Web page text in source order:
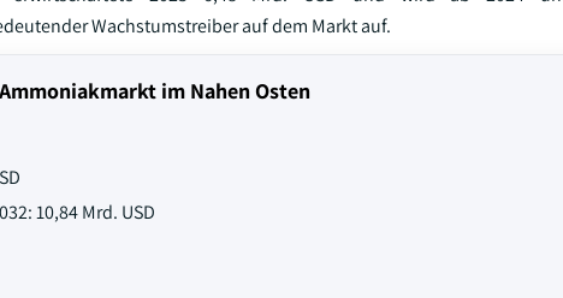
Wachstumstreiber auf dem Markt auf.
im Nahen Osten
10,84 Mrd. USD